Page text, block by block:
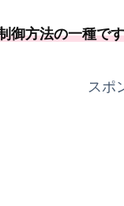
御方法の一種です
スポ